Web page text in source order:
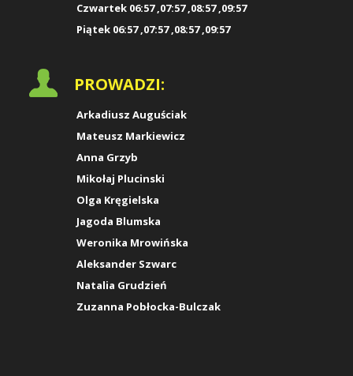
Czwartek 06:57 ,07:57 ,08:57 ,09:57
Piątek 06:57 ,07:57 ,08:57 ,09:57
PROWADZI:
Arkadiusz Auguściak
Mateusz Markiewicz
Anna Grzyb
Mikołaj Plucinski
Olga Kręgielska
Jagoda Blumska
Weronika Mrowińska
Aleksander Szwarc
Natalia Grudzień
Zuzanna Pobłocka-Bulczak